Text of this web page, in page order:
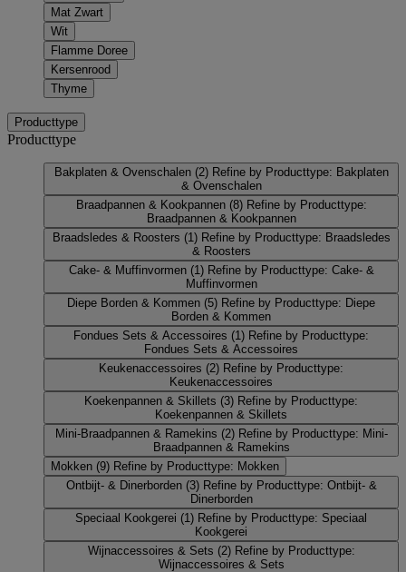
Mat Zwart
Wit
Flamme Doree
Kersenrood
Thyme
Producttype
Producttype
Bakplaten & Ovenschalen (2) Refine by Producttype: Bakplaten
& Ovenschalen
Braadpannen & Kookpannen (8) Refine by Producttype:
Braadpannen & Kookpannen
Braadsledes & Roosters (1) Refine by Producttype: Braadsledes
& Roosters
Cake- & Muffinvormen (1) Refine by Producttype: Cake- &
Muffinvormen
Diepe Borden & Kommen (5) Refine by Producttype: Diepe
Borden & Kommen
Fondues Sets & Accessoires (1) Refine by Producttype:
Fondues Sets & Accessoires
Keukenaccessoires (2) Refine by Producttype:
Keukenaccessoires
Koekenpannen & Skillets (3) Refine by Producttype:
Koekenpannen & Skillets
Mini-Braadpannen & Ramekins (2) Refine by Producttype: Mini-
Braadpannen & Ramekins
Mokken (9) Refine by Producttype: Mokken
Ontbijt- & Dinerborden (3) Refine by Producttype: Ontbijt- &
Dinerborden
Speciaal Kookgerei (1) Refine by Producttype: Speciaal
Kookgerei
Wijnaccessoires & Sets (2) Refine by Producttype:
Wijnaccessoires & Sets